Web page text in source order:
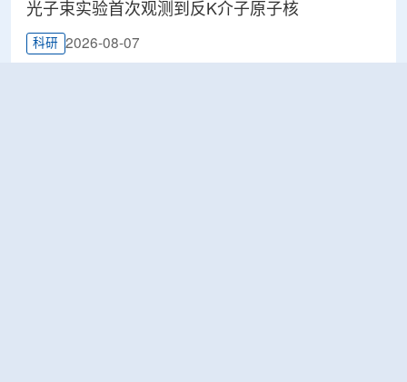
光子束实验首次观测到反K介子原子核
科研 2026-08-07